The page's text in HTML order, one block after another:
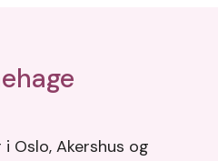
Oslo, Akershus og